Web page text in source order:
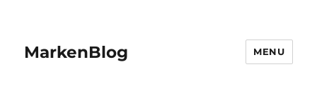
MarkenBlog MENU